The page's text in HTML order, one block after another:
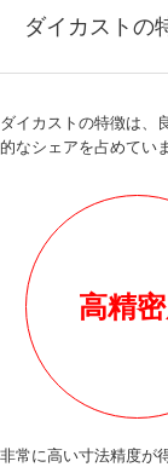
ダイカストの
ダイカストの特徴は、
的なシェアを占めていま
高精
非常に高い寸法精度が